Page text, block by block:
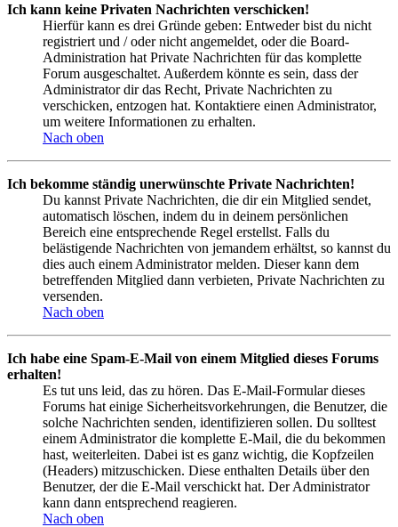
Ich kann keine Privaten Nachrichten verschicken!
Hierfür kann es drei Gründe geben: Entweder bist du nicht
registriert und / oder nicht angemeldet, oder die Board-
Administration hat Private Nachrichten für das komplette
Forum ausgeschaltet. Außerdem könnte es sein, dass der
Administrator dir das Recht, Private Nachrichten zu
verschicken, entzogen hat. Kontaktiere einen Administrator,
um weitere Informationen zu erhalten.
Nach oben
Ich bekomme ständig unerwünschte Private Nachrichten!
Du kannst Private Nachrichten, die dir ein Mitglied sendet,
automatisch löschen, indem du in deinem persönlichen
Bereich eine entsprechende Regel erstellst. Falls du
belästigende Nachrichten von jemandem erhältst, so kannst du
dies auch einem Administrator melden. Dieser kann dem
betreffenden Mitglied dann verbieten, Private Nachrichten zu
versenden.
Nach oben
Ich habe eine Spam-E-Mail von einem Mitglied dieses Forums
erhalten!
Es tut uns leid, das zu hören. Das E-Mail-Formular dieses
Forums hat einige Sicherheitsvorkehrungen, die Benutzer, die
solche Nachrichten senden, identifizieren sollen. Du solltest
einem Administrator die komplette E-Mail, die du bekommen
hast, weiterleiten. Dabei ist es ganz wichtig, die Kopfzeilen
(Headers) mitzuschicken. Diese enthalten Details über den
Benutzer, der die E-Mail verschickt hat. Der Administrator
kann dann entsprechend reagieren.
Nach oben